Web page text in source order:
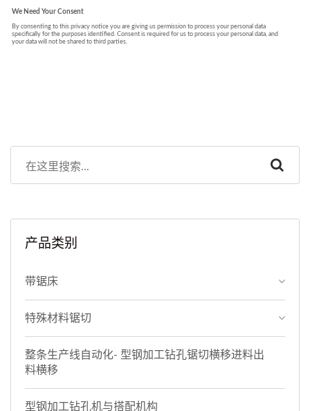
产品类别
带锯床
特殊材料锯切
整条生产线自动化- 型钢加工钻孔锯切横移进料出
料横移
型钢加工钻孔机与搭配机构